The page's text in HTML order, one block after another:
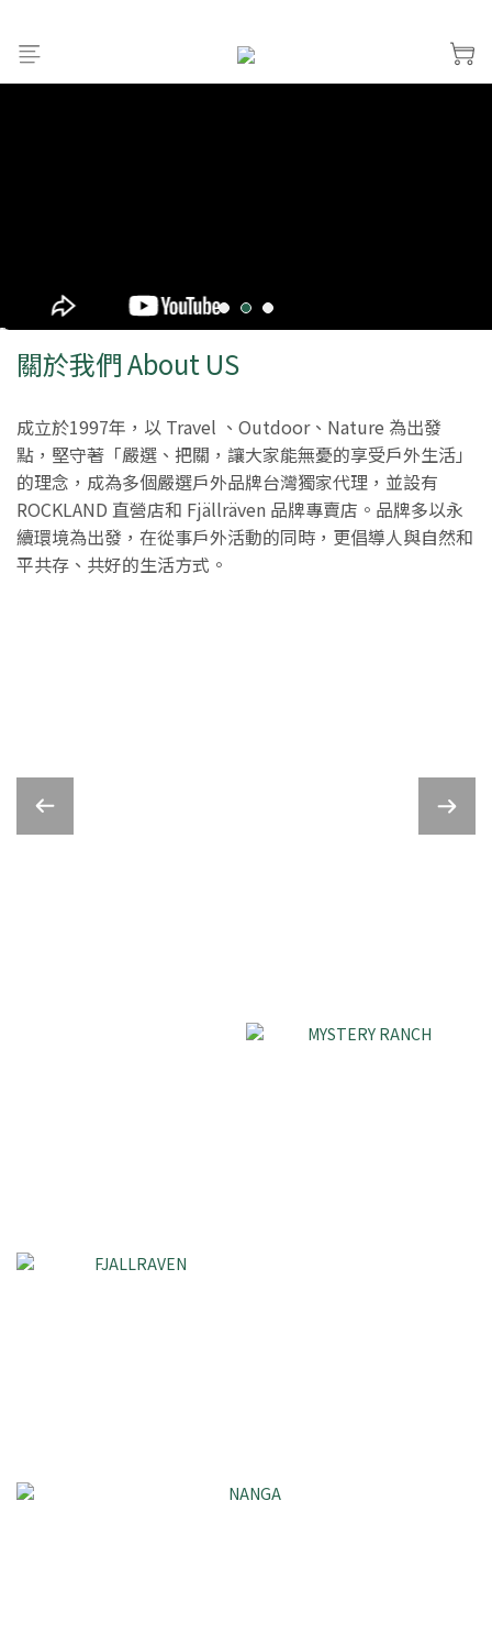
關於我們 About US
成立於1997年，以 Travel 、Outdoor、Nature 為出發
點，堅守著「嚴選、把關，讓大家能無憂的享受戶外生活」
的理念，成為多個嚴選戶外品牌台灣獨家代理，並設有
ROCKLAND 直營店和 Fjällräven 品牌專賣店。品牌多以永
續環境為出發，在從事戶外活動的同時，更倡導人與自然和
平共存、共好的生活方式。